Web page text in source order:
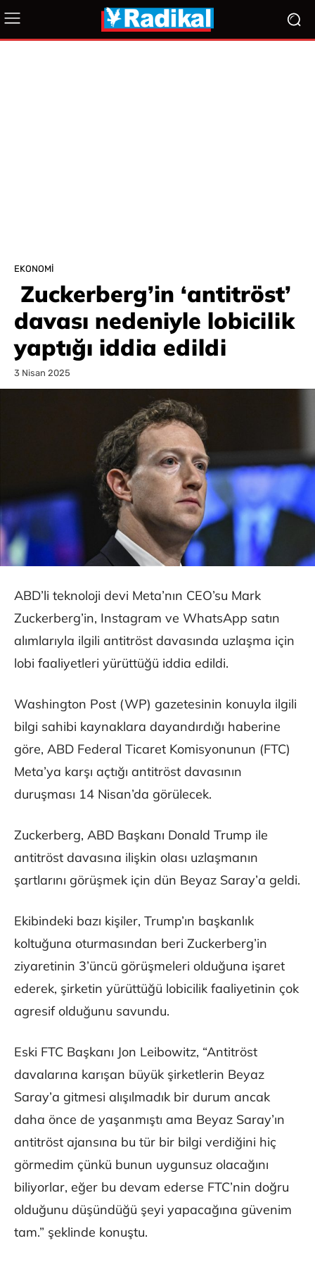
EKONOMI
Zuckerberg’in ‘antitröst’
davası nedeniyle lobicilik
yaptığı iddia edildi
3 Nisan 2025
ABD’li teknoloji devi Meta’nın CEO’su Mark
Zuckerberg’in, Instagram ve WhatsApp satın
alımlarıyla ilgili antitröst davasında uzlaşma için
lobi faaliyetleri yürüttüğü iddia edildi.
Washington Post (WP) gazetesinin konuyla ilgili
bilgi sahibi kaynaklara dayandırdığı haberine
göre, ABD Federal Ticaret Komisyonunun (FTC)
Meta’ya karşı açtığı antitröst davasının
duruşması 14 Nisan’da görülecek.
Zuckerberg, ABD Başkanı Donald Trump ile
antitröst davasına ilişkin olası uzlaşmanın
şartlarını görüşmek için dün Beyaz Saray’a geldi.
Ekibindeki bazı kişiler, Trump’ın başkanlık
koltuğuna oturmasından beri Zuckerberg’in
ziyaretinin 3’üncü görüşmeleri olduğuna işaret
ederek, şirketin yürüttüğü lobicilik faaliyetinin çok
agresif olduğunu savundu.
Eski FTC Başkanı Jon Leibowitz, “Antitröst
davalarına karışan büyük şirketlerin Beyaz
Saray’a gitmesi alışılmadık bir durum ancak
daha önce de yaşanmıştı ama Beyaz Saray’ın
antitröst ajansına bu tür bir bilgi verdiğini hiç
görmedim çünkü bunun uygunsuz olacağını
biliyorlar, eğer bu devam ederse FTC’nin doğru
olduğunu düşündüğü şeyi yapacağına güvenim
tam.” şeklinde konuştu.